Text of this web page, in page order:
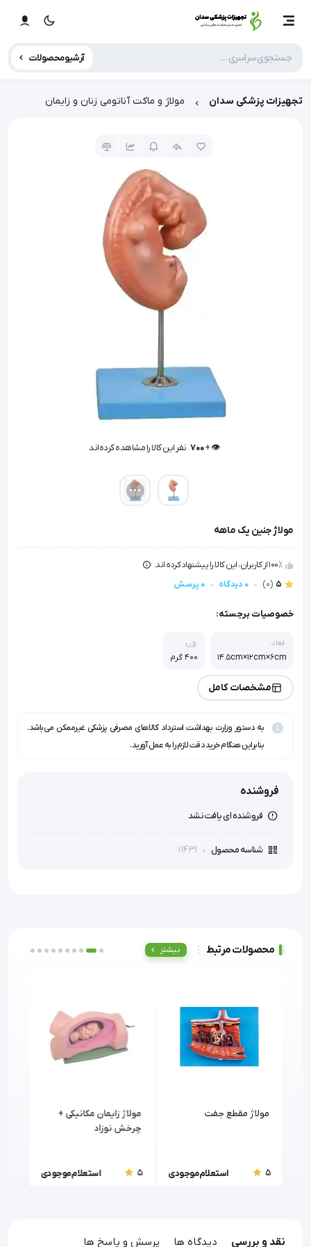
آرشیو محصولات
تجهیزات پزشکی سدان مولاژ و ماکت آناتومی زنان و زایمان
👁️ +
700 نفر این کالا را مشاهده کرده‌اند
مولاژ جنین یک ماهه
100٪ از کاربران، این کالا را پیشنهاد کرده اند.
5
(0) 0 دیدگاه 0 پرسش
خصوصیات برجسته:
ابعاد:
14.5cm×12cm×6cm
وزن:
400 گرم
مشخصات کامل
به دستور وزارت بهداشت استرداد کالاهای مصرفی پزشکی غیرممکن می‌باشد.
بنابراین هنگام خرید دقت لازم را به عمل آورید.
فروشنده
فروشنده ای یافت نشد
شناسه محصول 11431
محصولات مرتبط بیشتر
مولاژ مقطع جفت
5 استعلام موجودی
مولاژ زایمان مکانیکی +
چرخش نوزاد
5 استعلام موجودی
نقد و بررسی دیدگاه ها پرسش و پاسخ ها